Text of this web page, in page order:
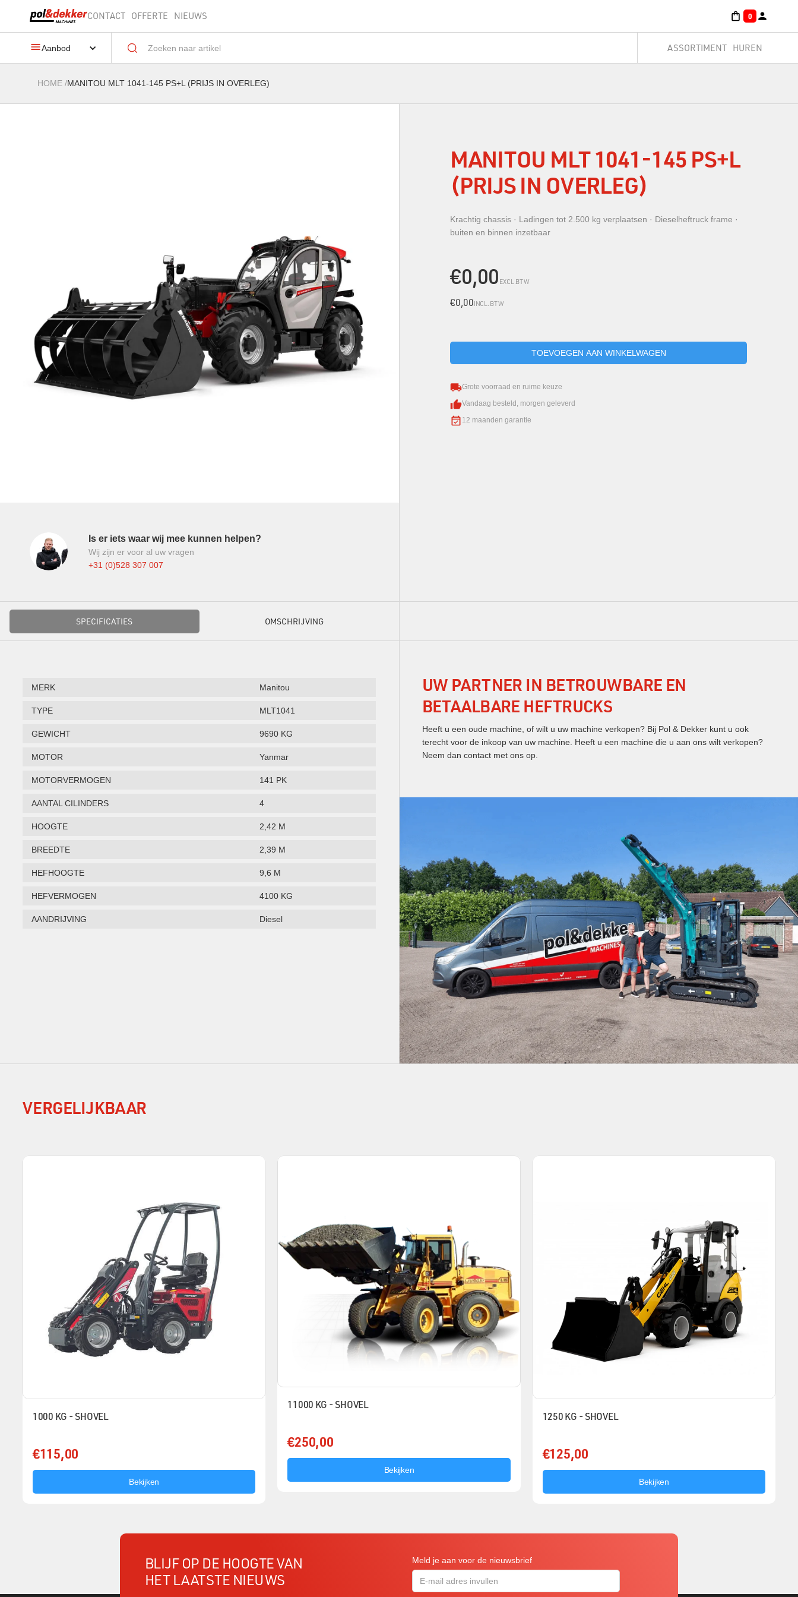
CONTACT OFFERTE NIEUWS 0
Aanbod ASSORTIMENT HUREN
HOME /MANITOU MLT 1041-145 PS+L (PRIJS IN OVERLEG)
Is er iets waar wij mee kunnen helpen?
Wij zijn er voor al uw vragen
+31 (0)528 307 007
MANITOU MLT 1041-145 PS+L
(PRIJS IN OVERLEG)
Krachtig chassis · Ladingen tot 2.500 kg verplaatsen · Dieselheftruck frame ·
buiten en binnen inzetbaar
€0,00 EXCL.BTW
€0,00INCL. BTW
Grote voorraad en ruime keuze
Vandaag besteld, morgen geleverd
12 maanden garantie
SPECIFICATIES OMSCHRIJVING
MERK Manitou
TYPE MLT1041
GEWICHT 9690 KG
MOTOR Yanmar
MOTORVERMOGEN 141 PK
AANTAL CILINDERS 4
HOOGTE 2,42 M
BREEDTE 2,39 M
HEFHOOGTE 9,6 M
HEFVERMOGEN 4100 KG
AANDRIJVING Diesel
UW PARTNER IN BETROUWBARE EN
BETAALBARE HEFTRUCKS
Heeft u een oude machine, of wilt u uw machine verkopen? Bij Pol & Dekker kunt u ook
terecht voor de inkoop van uw machine. Heeft u een machine die u aan ons wilt verkopen?
Neem dan contact met ons op.
VERGELIJKBAAR
1000 KG - SHOVEL
€115,00
Bekijken
11000 KG - SHOVEL
€250,00
Bekijken
1250 KG - SHOVEL
€125,00
Bekijken
BLIJF OP DE HOOGTE VAN
HET LAATSTE NIEUWS
Meld je aan voor de nieuwsbrief